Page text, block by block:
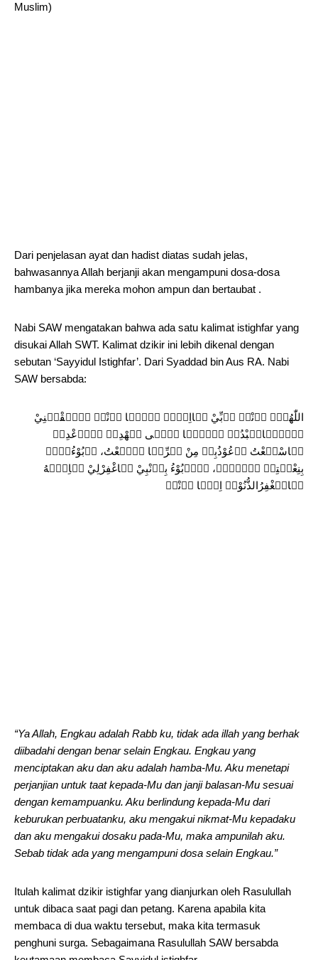
Muslim)
Dari penjelasan ayat dan hadist diatas sudah jelas,
bahwasannya Allah berjanji akan mengampuni dosa-dosa
hambanya jika mereka mohon ampun dan bertaubat .
Nabi SAW mengatakan bahwa ada satu kalimat istighfar yang
disukai Allah SWT. Kalimat dzikir ini lebih dikenal dengan
sebutan ‘Sayyidul Istighfar’. Dari Syaddad bin Aus RA. Nabi
SAW bersabda:
اللّٰهُمّٙ اٙنْتٙ رٙبِّيْ لٙااِلٙهٙ اٙلّٙا اٙنْتٙ خٙلٙقْتٙنِيْ
وٙاٙنٙاعٙبْدُكٙ وٙاٙنٙا عٙلٙى عٙهْدِكٙ وٙوٙعْدِكٙ
مٙاسْطٙعْتُ اٙعُوْذُبِكٙ مِنْ شٙرِّمٙا صٙنٙعْتُ، اٙبُوْءُلٙكٙ
بِنِعْمٙتِكٙ عٙلٙيّٙ، وٙاٙبُوْءُ بِذٙنْبِيْ فٙاغْفِرْلِيْ فٙاِنّٙهُ
لٙايٙغْفِرُالذُّنُوْبٙ اِلّٙا اٙنْتٙ
“Ya Allah, Engkau adalah Rabb ku, tidak ada illah yang berhak
diibadahi dengan benar selain Engkau. Engkau yang
menciptakan aku dan aku adalah hamba-Mu. Aku menetapi
perjanjian untuk taat kepada-Mu dan janji balasan-Mu sesuai
dengan kemampuanku. Aku berlindung kepada-Mu dari
keburukan perbuatanku, aku mengakui nikmat-Mu kepadaku
dan aku mengakui dosaku pada-Mu, maka ampunilah aku.
Sebab tidak ada yang mengampuni dosa selain Engkau.”
Itulah kalimat dzikir istighfar yang dianjurkan oleh Rasulullah
untuk dibaca saat pagi dan petang. Karena apabila kita
membaca di dua waktu tersebut, maka kita termasuk
penghuni surga. Sebagaimana Rasulullah SAW bersabda